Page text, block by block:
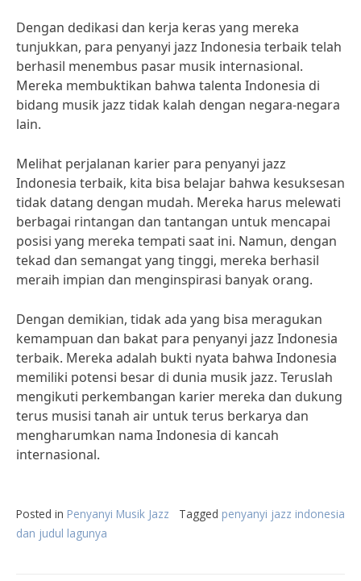
Dengan dedikasi dan kerja keras yang mereka
tunjukkan, para penyanyi jazz Indonesia terbaik telah
berhasil menembus pasar musik internasional.
Mereka membuktikan bahwa talenta Indonesia di
bidang musik jazz tidak kalah dengan negara-negara
lain.
Melihat perjalanan karier para penyanyi jazz
Indonesia terbaik, kita bisa belajar bahwa kesuksesan
tidak datang dengan mudah. Mereka harus melewati
berbagai rintangan dan tantangan untuk mencapai
posisi yang mereka tempati saat ini. Namun, dengan
tekad dan semangat yang tinggi, mereka berhasil
meraih impian dan menginspirasi banyak orang.
Dengan demikian, tidak ada yang bisa meragukan
kemampuan dan bakat para penyanyi jazz Indonesia
terbaik. Mereka adalah bukti nyata bahwa Indonesia
memiliki potensi besar di dunia musik jazz. Teruslah
mengikuti perkembangan karier mereka dan dukung
terus musisi tanah air untuk terus berkarya dan
mengharumkan nama Indonesia di kancah
internasional.
Posted in Penyanyi Musik Jazz Tagged penyanyi jazz indonesia
dan judul lagunya